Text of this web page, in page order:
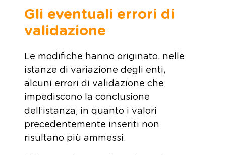
Gli eventuali errori di
validazione
Le modifiche hanno originato, nelle
istanze di variazione degli enti,
alcuni errori di validazione che
impediscono la conclusione
dell’istanza, in quanto i valori
precedentemente inseriti non
risultano più ammessi.